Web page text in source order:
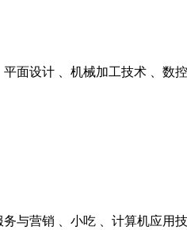
平面设计 、机械加工技术 、
务与营销 、小吃 、计算机应